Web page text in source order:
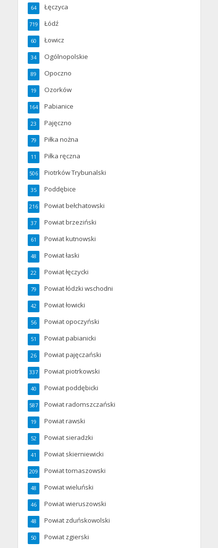
Łęczyca
64
Łódź
719
Łowicz
60
Ogólnopolskie
34
Opoczno
89
Ozorków
19
Pabianice
164
Pajęczno
23
Piłka nożna
79
Piłka ręczna
11
Piotrków Trybunalski
506
Poddębice
35
Powiat bełchatowski
216
Powiat brzeziński
37
Powiat kutnowski
61
Powiat łaski
48
Powiat łęczycki
22
Powiat łódzki wschodni
79
Powiat łowicki
42
Powiat opoczyński
56
Powiat pabianicki
51
Powiat pajęczański
26
Powiat piotrkowski
337
Powiat poddębicki
40
Powiat radomszczański
587
Powiat rawski
19
Powiat sieradzki
52
Powiat skierniewicki
41
Powiat tomaszowski
209
Powiat wieluński
48
Powiat wieruszowski
46
Powiat zduńskowolski
48
Powiat zgierski
50